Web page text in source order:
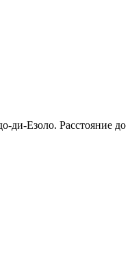
ди-Езоло. Расстояние до